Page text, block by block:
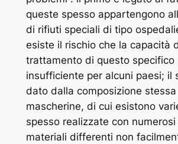
queste spesso appartengono
di rifiuti speciali di tipo
esiste il rischio che la capacità
trattamento di questo specifico
insufficiente per alcuni paesi; il
dato dalla composizione
mascherine, di cui esistono
spesso realizzate con
materiali differenti non